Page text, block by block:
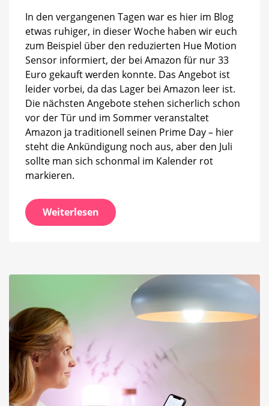
In den vergangenen Tagen war es hier im Blog
etwas ruhiger, in dieser Woche haben wir euch
zum Beispiel über den reduzierten Hue Motion
Sensor informiert, der bei Amazon für nur 33
Euro gekauft werden konnte. Das Angebot ist
leider vorbei, da das Lager bei Amazon leer ist.
Die nächsten Angebote stehen sicherlich schon
vor der Tür und im Sommer veranstaltet
Amazon ja traditionell seinen Prime Day – hier
steht die Ankündigung noch aus, aber den Juli
sollte man sich schonmal im Kalender rot
markieren.
Weiterlesen